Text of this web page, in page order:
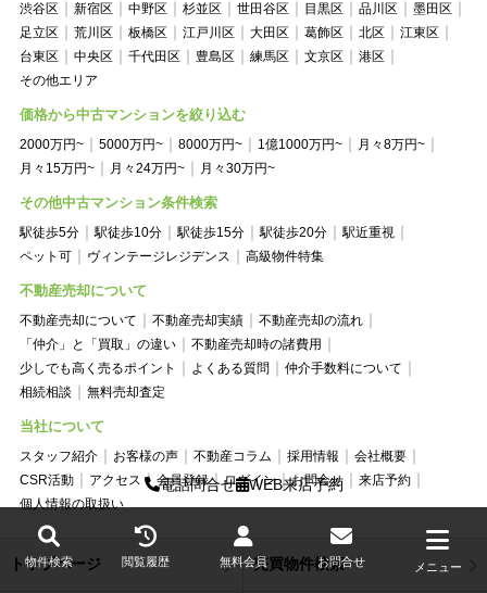
渋谷区 新宿区 中野区 杉並区 世田谷区 目黒区 品川区
墨田区
足立区
荒川区 板橋区 江戸川区 大田区 葛飾区 北区
江東区
台東区
中央区 千代田区 豊島区 練馬区 文京区
港区
その他エリア
価格から中古マンションを絞り込む
2000万円~ 5000万円~ 8000万円~ 1億1000万円~
月々8万円~
月々15万円~
月々24万円~ 月々30万円~
その他中古マンション条件検索
駅徒歩5分 駅徒歩10分 駅徒歩15分 駅徒歩20分
駅近重視
ペット可
ヴィンテージレジデンス 高級物件特集
不動産売却について
不動産売却について 不動産売却実績
不動産売却の流れ
「仲介」と「買取」の違い
不動産売却時の諸費用
少しでも高く売るポイント
よくある質問
仲介手数料について
相続相談
無料売却査定
当社について
スタッフ紹介 お客様の声 不動産コラム 採用情報
会社概要
CSR活動
アクセス 会員登録 ログイン お問合せ
来店予約
個人情報の取扱い
トップページ 売買物件検索
電話問合せ WEB来店予約
物件検索 閲覧履歴 無料会員 お問合せ メニュー